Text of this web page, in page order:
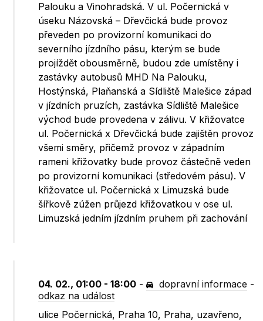
Palouku a Vinohradská. V ul. Počernická v
úseku Názovská – Dřevčická bude provoz
převeden po provizorní komunikaci do
severního jízdního pásu, kterým se bude
projíždět obousměrně, budou zde umístěny i
zastávky autobusů MHD Na Palouku,
Hostýnská, Plaňanská a Sídliště Malešice západ
v jízdních pruzích, zastávka Sídliště Malešice
východ bude provedena v zálivu. V křižovatce
ul. Počernická x Dřevčická bude zajištěn provoz
všemi směry, přičemž provoz v západním
rameni křižovatky bude provoz částečně veden
po provizorní komunikaci (středovém pásu). V
křižovatce ul. Počernická x Limuzská bude
šířkově zúžen průjezd křižovatkou v ose ul.
Limuzská jedním jízdním pruhem při zachování
04. 02., 01:00 - 18:00 - dopravní informace -
odkaz na událost
ulice Počernická, Praha 10, Praha, uzavřeno,